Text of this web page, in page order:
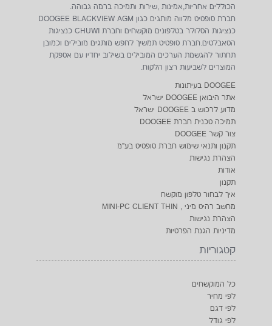
הכוללים אחריות,אמינות ,שירות ותמיכה ברמה גבוהה.
חברת סופטיט מלווה מותגים כגון DOOGEE BLACKVIEW AGM
כנציגות הסלולר בטלפונים מוקשחים וחברת CHUWI כנציגות
הטאבלטים.חברת סופטיט תמשיך לחפש מותגים מובילים וכמובן
תחתור להגשמת הערכים המובילים בשילוב יחדיו עם אספקת
המוצרים לשביעות רצון הלקוח.
DOOGEE בעיתונות
אתר היבואן DOOGEE ישראל
מדוע לרכוש ב DOOGEE ישראל
תמיכה טכנית חברת DOOGEE
צור קשר DOOGEE
תקנון ותנאי שימוש חברת סופטיט בע"מ
הצהרת נגישות
אודות
תקנון
איך לבחור טלפון מוקשח
מחשב רהיט מיני , MINI-PC CLIENT THIN
הצהרת נגישות
מדיניות הגנת הפרטיות
קטגוריות
כל המוקשחים
לפי מחיר
לפי דגם
לפי גודל